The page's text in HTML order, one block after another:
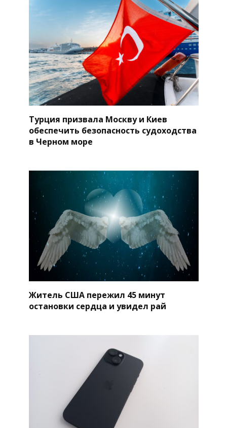
Турция призвала Москву и Киев
обеспечить безопасность судоходства
в Черном море
Житель США пережил 45 минут
остановки сердца и увидел рай